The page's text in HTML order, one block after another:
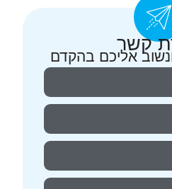
קשר
אליכם בהקדם